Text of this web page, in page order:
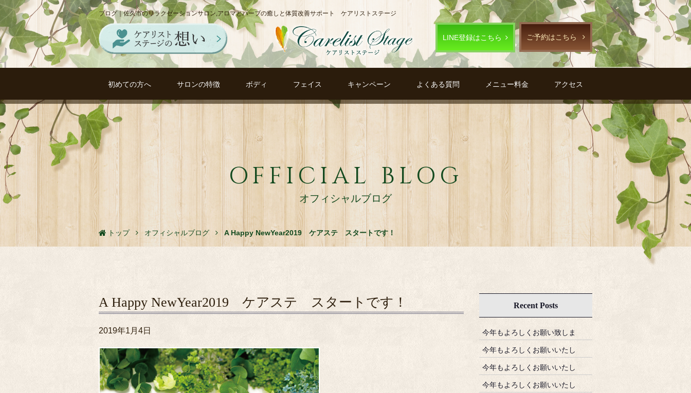
ブログ｜佐久市のリラクゼーションサロン,アロマとハーブの癒しと体質改善サポート ケアリストステージ
LINE登録はこちら ご予約はこちら
初めての方へ サロンの特徴 ボディ フェイス キャンペーン よくある質問 メニュー料金 アクセス
OFFICIAL BLOG
オフィシャルブログ
トップ オフィシャルブログ A Happy NewYear2019 ケアステ スタートです！
A Happy NewYear2019 ケアステ スタートです！
2019年1月4日
Recent Posts
今年もよろしくお願い致しま
今年もよろしくお願いいたし
今年もよろしくお願いいたし
今年もよろしくお願いいたし